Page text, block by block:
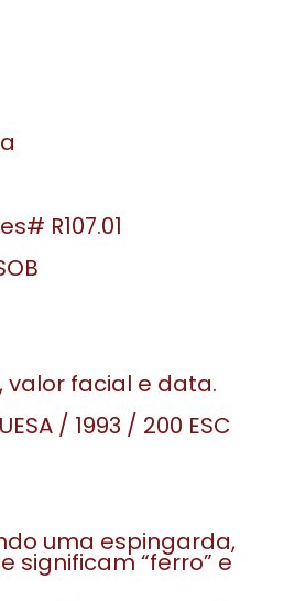
R107.01
valor facial e data.
/ 1993 / 200 ESC
uma espingarda,
significam “ferro” e